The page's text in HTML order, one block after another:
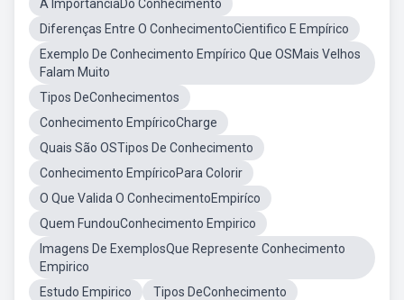
A ImportanciaDo Conhecimento
Diferenças Entre O ConhecimentoCientifico E Empírico
Exemplo De Conhecimento Empírico Que OSMais Velhos
Falam Muito
Tipos DeConhecimentos
Conhecimento EmpíricoCharge
Quais São OSTipos De Conhecimento
Conhecimento EmpíricoPara Colorir
O Que Valida O ConhecimentoEmpiríco
Quem FundouConhecimento Empirico
Imagens De ExemplosQue Represente Conhecimento
Empirico
Estudo Empirico
Tipos DeConhecimento